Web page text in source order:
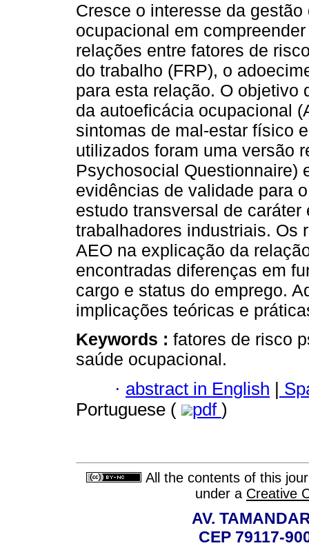
Cresce o interesse da gestão
ocupacional em
relações entre fatores de
do trabalho (FRP), o
para esta relação. O objetivo
da autoeficácia ocupacional
sintomas de mal-estar físico
utilizados foram uma versão
Psychosocial Questionnaire)
evidências de validade para
estudo transversal de
trabalhadores industriais. Os
AEO na explicação da
encontradas diferenças em
cargo e status do emprego.
implicações teóricas e
Keywords : fatores de risco
saúde ocupacional.
· abstract in English |
Portuguese (
pdf )
All the contents of this
under a Creative
AV.
CEP 79117-